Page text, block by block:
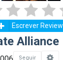
Escrever Review
Alliance
Seguir